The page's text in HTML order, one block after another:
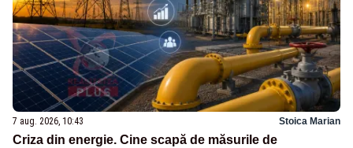
7 aug. 2026, 10:43 Stoica Marian
Criza din energie. Cine scapă de măsurile de